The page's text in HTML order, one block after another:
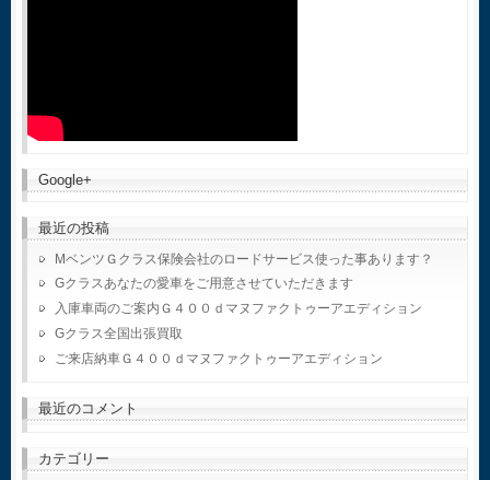
Google+
最近の投稿
MベンツＧクラス保険会社のロードサービス使った事あります？
Gクラスあなたの愛車をご用意させていただきます
入庫車両のご案内Ｇ４００ｄマヌファクトゥーアエディション
Gクラス全国出張買取
ご来店納車Ｇ４００ｄマヌファクトゥーアエディション
最近のコメント
カテゴリー